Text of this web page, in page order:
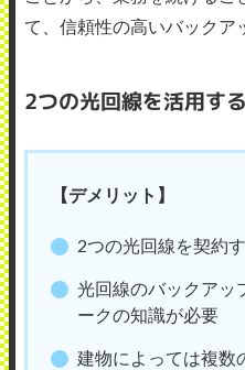
て、信頼性の高いバックア
2つの光回線を活用す
【デメリット】
2つの光回線を契約
光回線のバックアッ
ークの知識が必要
建物によっては複数